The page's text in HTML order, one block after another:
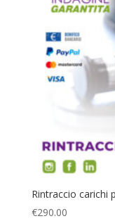
Rintraccio carichi
€290.00